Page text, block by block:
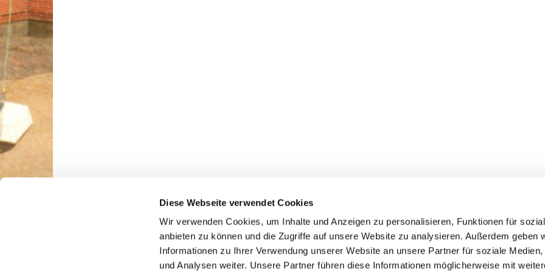
Diese Webseite verwendet Cookies
Wir verwenden Cookies, um Inhalte und Anzeigen zu personalisieren, Funktionen für
anbieten zu können und die Zugriffe auf unsere Website zu analysieren. Außerdem geben
Informationen zu Ihrer Verwendung unserer Website an unsere Partner für soziale Medien,
und Analysen weiter. Unsere Partner führen diese Informationen möglicherweise mit
Jakobi & Luther im Netz · Jakobigemeinde: Knooper Weg 53, 24103 Kiel, Tel.0431 92402,
Luthergemeinde: Schillerstraße 27, 24116 Kiel, Tel. 0431 554479,